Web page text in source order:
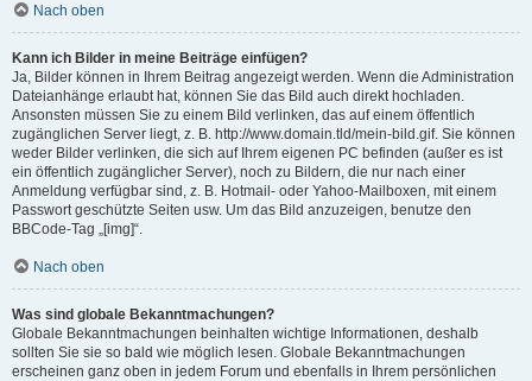
Nach oben
Kann ich Bilder in meine Beiträge einfügen?
Ja, Bilder können in Ihrem Beitrag angezeigt werden. Wenn die Administration
Dateianhänge erlaubt hat, können Sie das Bild auch direkt hochladen.
Ansonsten müssen Sie zu einem Bild verlinken, das auf einem öffentlich
zugänglichen Server liegt, z. B. http://www.domain.tld/mein-bild.gif. Sie können
weder Bilder verlinken, die sich auf Ihrem eigenen PC befinden (außer es ist
ein öffentlich zugänglicher Server), noch zu Bildern, die nur nach einer
Anmeldung verfügbar sind, z. B. Hotmail- oder Yahoo-Mailboxen, mit einem
Passwort geschützte Seiten usw. Um das Bild anzuzeigen, benutze den
BBCode-Tag „[img]“.
Nach oben
Was sind globale Bekanntmachungen?
Globale Bekanntmachungen beinhalten wichtige Informationen, deshalb
sollten Sie sie so bald wie möglich lesen. Globale Bekanntmachungen
erscheinen ganz oben in jedem Forum und ebenfalls in Ihrem persönlichen